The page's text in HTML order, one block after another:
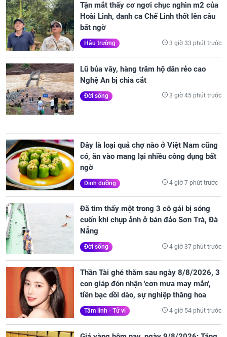
Tận mắt thấy cơ ngơi chục nghìn m2 của
Hoài Linh, danh ca Chế Linh thốt lên câu
bất ngờ
Hậu trường 3 giờ 33 phút trước
Lũ bủa vây, hàng trăm hộ dân rẻo cao
Nghệ An bị chia cắt
Đời sống 3 giờ 45 phút trước
Đây là loại quả chợ nào ở Việt Nam cũng
có, ăn vào mang lại nhiều công dụng bất
ngờ
Dinh dưỡng 4 giờ 7 phút trước
Đã tìm thấy một trong 3 cô gái bị sóng
cuốn khi chụp ảnh ở bán đảo Sơn Trà, Đà
Nẵng
Đời sống 4 giờ 37 phút trước
Thần Tài ghé thăm sau ngày 8/8/2026, 3
con giáp đón nhận 'cơn mưa may mắn',
tiền bạc dồi dào, sự nghiệp thăng hoa
Tâm linh - Tử vi 4 giờ 54 phút trước